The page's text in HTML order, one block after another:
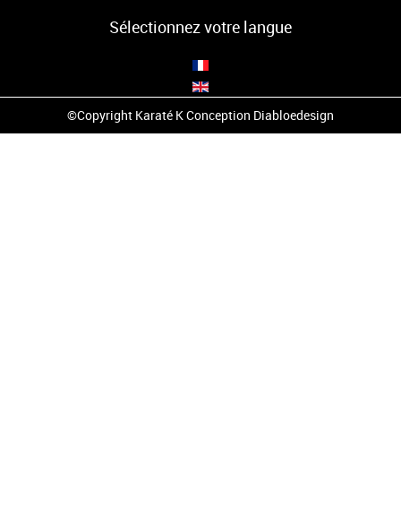
Sélectionnez votre langue
©Copyright Karaté K Conception Diabloedesign